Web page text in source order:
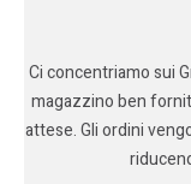
Ci concentriamo sui
magazzino ben
attese. Gli ordini